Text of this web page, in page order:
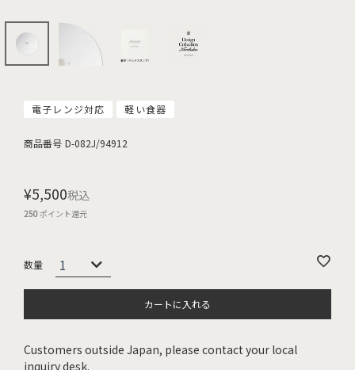
電子レンジ対応 軽い食器
商品番号 D-082J/94912
¥5,500税込
250ポイント還元
カートに入れる
Customers outside Japan, please contact your local
inquiry desk.